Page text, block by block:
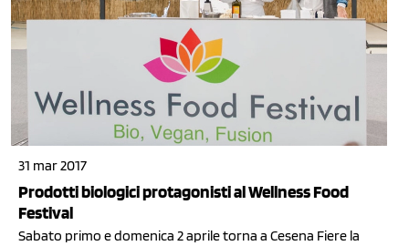
31 mar 2017
Prodotti biologici protagonisti al Wellness Food
Festival
Sabato primo e domenica 2 aprile torna a Cesena Fiere la